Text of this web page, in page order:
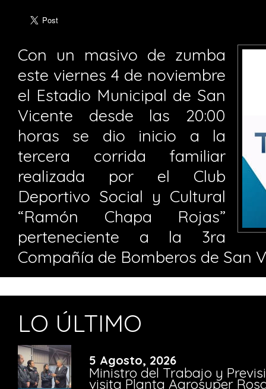
Con un masivo de zumba
este viernes 4 de noviembre
el Estadio Municipal de San
Vicente desde las 20:00
horas se dio inicio a la
tercera corrida familiar
realizada por el Club
Deportivo Social y Cultural
“Ramón Chapa Rojas”
perteneciente a la 3ra
Compañía de Bomberos de San
LO ÚLTIMO
5 Agosto, 2026
Ministro del Trabajo y
visita Planta Agrosuper